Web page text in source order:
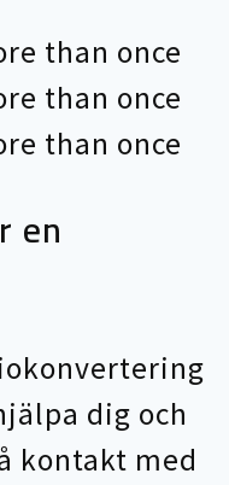
than once
than once
than once
en
dig och
kontakt med